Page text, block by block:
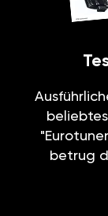
betrug